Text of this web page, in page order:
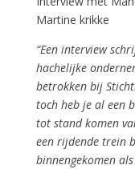
Martine krikke
“Een interview
hachelijke
betrokken bij
toch heb je al een
tot stand komen
een rijdende trein
binnengekomen als